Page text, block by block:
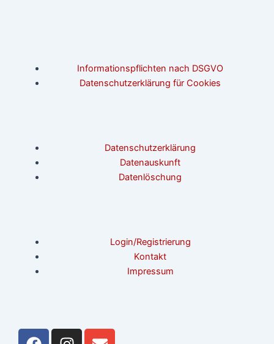
Informationspflichten nach DSGVO
Datenschutzerklärung für Cookies
Datenschutzerklärung
Datenauskunft
Datenlöschung
Login/Registrierung
Kontakt
Impressum
F
I
E